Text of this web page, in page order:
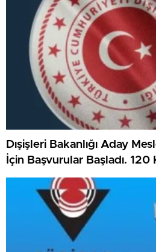
Dışişleri Bakanlığı Aday
İçin Başvurular Başladı. 120